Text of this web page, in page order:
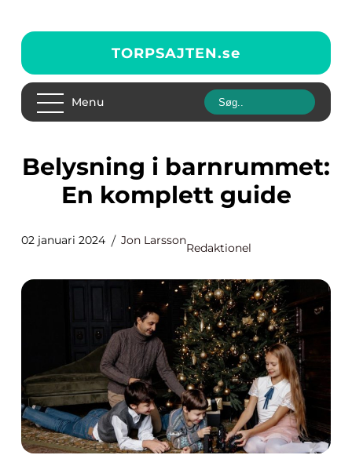
TORPSAJTEN.se
Menu
Belysning i barnrummet:
En komplett guide
02 januari 2024 Jon Larsson
Redaktionel